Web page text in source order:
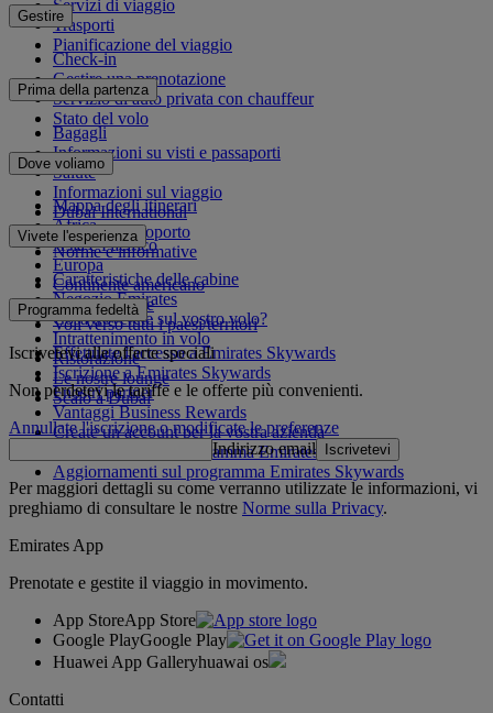
Servizi di viaggio
Trasporti
Pianificazione del viaggio
Gestire
Check-in
Gestire una prenotazione
Servizio di auto privata con chauffeur
Stato del volo
Prima della partenza
Bagagli
Informazioni su visti e passaporti
Salute
Informazioni sul viaggio
Dubai International
Da e per l'aeroporto
Norme e informative
Dove voliamo
Mappa degli itinerari
Africa
Asia e Pacifico
Europa
Continente americano
Medio Oriente
Voli verso tutti i paesi/territori
Vivete l'esperienza
Caratteristiche delle cabine
Negozio Emirates
Cosa troverete sul vostro volo?
Intrattenimento in volo
Ristorazione
Le nostre lounge
Scalo a Dubai
Programma fedeltà
Effettuate l'accesso a Emirates Skywards
Iscrizione a Emirates Skywards
I nostri partner
Vantaggi Business Rewards
Create un account per la vostra azienda
Regolamento del programma Emirates Skywards
Aggiornamenti sul programma Emirates Skywards
Iscrivetevi alle offerte speciali
Non perdetevi le tariffe e le offerte più convenienti.
Annullate l'iscrizione o modificate le preferenze
Indirizzo email
Iscrivetevi
Per maggiori dettagli su come verranno utilizzate le informazioni, vi
preghiamo di consultare le nostre Norme sulla Privacy.
Emirates App
Prenotate e gestite il viaggio in movimento.
App StoreApp Store
Google PlayGoogle Play
Huawei App Galleryhuawai os
Contatti